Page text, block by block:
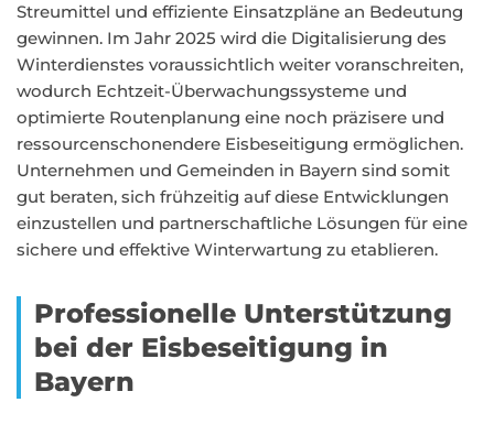
Streumittel und effiziente Einsatzpläne an Bedeutung
gewinnen. Im Jahr 2025 wird die Digitalisierung des
Winterdienstes voraussichtlich weiter voranschreiten,
wodurch Echtzeit-Überwachungssysteme und
optimierte Routenplanung eine noch präzisere und
ressourcenschonendere Eisbeseitigung ermöglichen.
Unternehmen und Gemeinden in Bayern sind somit
gut beraten, sich frühzeitig auf diese Entwicklungen
einzustellen und partnerschaftliche Lösungen für eine
sichere und effektive Winterwartung zu etablieren.
Professionelle Unterstützung
bei der Eisbeseitigung in
Bayern